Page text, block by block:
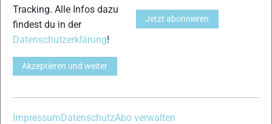
23
Tracking. Alle Infos dazu
findest du in der
Datenschutzerklärung!
Akzeptieren und weiter
Jetzt abonnieren
ImpressumDatenschutzAbo verwalten